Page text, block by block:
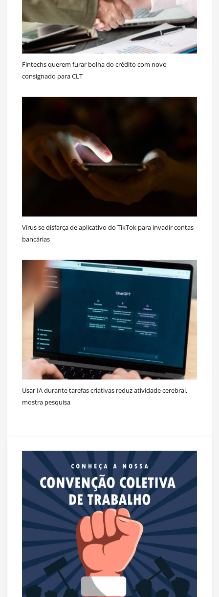
Fintechs querem furar bolha do crédito com novo
consignado para CLT
Vírus se disfarça de aplicativo do TikTok para invadir contas
bancárias
Usar IA durante tarefas criativas reduz atividade cerebral,
mostra pesquisa